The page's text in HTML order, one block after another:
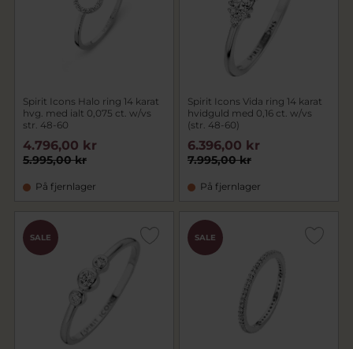
Spirit Icons Halo ring 14 karat
hvg. med ialt 0,075 ct. w/vs
str. 48-60
5.995,00 kr
4.796,00 kr
På fjernlager
Spirit Icons Vida ring 14 karat
hvidguld med 0,16 ct. w/vs
(str. 48-60)
7.995,00 kr
6.396,00 kr
På fjernlager
SALE SALE